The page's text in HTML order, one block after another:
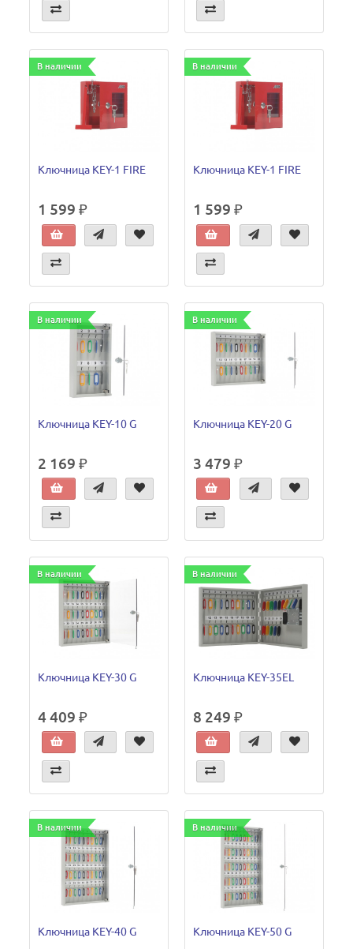
В наличии
Ключница KEY-1 FIRE
1 599 ₽
В наличии
Ключница KEY-1 FIRE
1 599 ₽
В наличии
Ключница KEY-10 G
2 169 ₽
В наличии
Ключница KEY-20 G
3 479 ₽
В наличии
Ключница KEY-30 G
4 409 ₽
В наличии
Ключница KEY-35EL
8 249 ₽
В наличии
Ключница KEY-40 G
В наличии
Ключница KEY-50 G